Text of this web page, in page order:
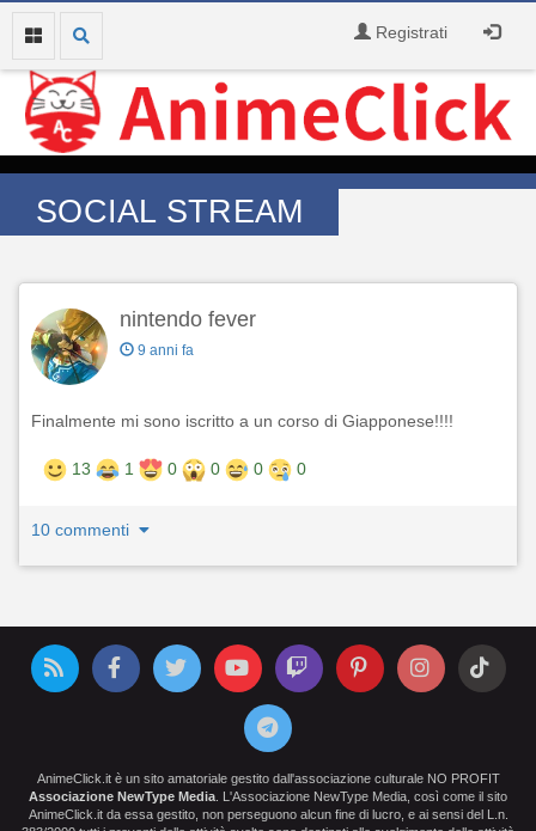
Registrati
SOCIAL STREAM
nintendo fever
9 anni fa
Finalmente mi sono iscritto a un corso di Giapponese!!!!
13 1 0 0 0 0
10 commenti
AnimeClick.it è un sito amatoriale gestito dall'associazione culturale NO PROFIT
Associazione NewType Media . L'Associazione NewType Media, così come il sito
AnimeClick.it da essa gestito, non perseguono alcun fine di lucro, e ai sensi del L.n.